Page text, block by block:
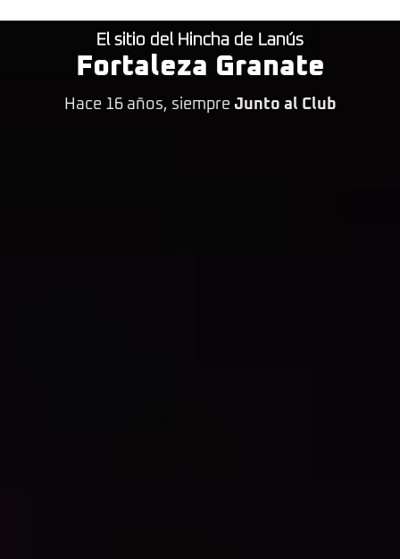
El sitio del Hincha de Lanús
Fortaleza Granate
Hace 16 años, siempre Junto al Club